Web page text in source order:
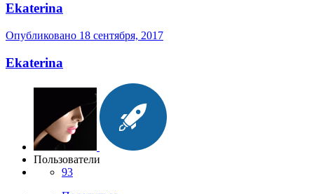
Ekaterina
Опубликовано 18 сентября, 2017
Ekaterina
Пользователи
93